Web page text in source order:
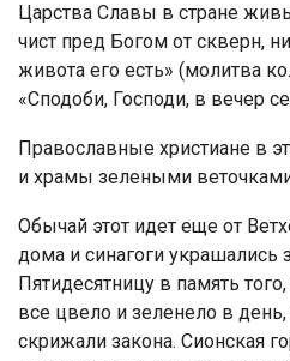
Царства Славы в стране
чист пред Богом от скверн,
живота его есть» (молитва
«Сподоби, Господи, в вечер
Православные христиане в
и храмы зелеными
Обычай этот идет еще от
дома и синагоги украшались
Пятидесятницу в память
все цвело и зеленело в
скрижали закона. Сионская